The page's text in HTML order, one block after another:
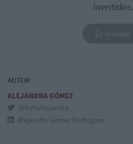
invertidos.
AUTOR
ALEJANDRA GÓMEZ
@EsthAlejandra
Alejandra Gómez Rodríguez